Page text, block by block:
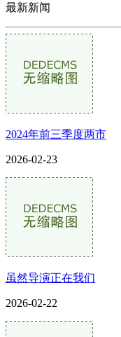
最新新闻
2024年前三季度两市
2026-02-23
虽然导演正在我们
2026-02-22